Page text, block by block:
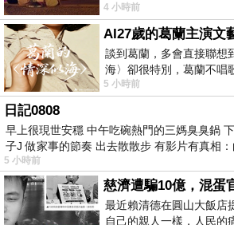
https://
4 小時前
談到葛蘭，多會直接聯想
海〉卻很特別，葛蘭不唱
心演戲。拍攝期間，經常
5 小時前
日記0808
早上很現世安穩 中午吃碗熱門的三媽臭臭鍋
子J 做家事的節奏 出去散散步 有影片有真相
5 小時前
慈濟遭騙10億，混蛋
最近賴清德在圓山大飯店
自己的親人一樣，人民的